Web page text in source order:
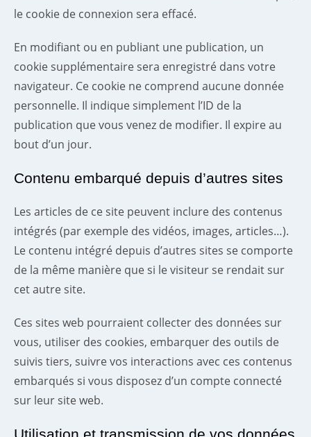
le cookie de connexion sera effacé.
En modifiant ou en publiant une publication, un
cookie supplémentaire sera enregistré dans votre
navigateur. Ce cookie ne comprend aucune donnée
personnelle. Il indique simplement l’ID de la
publication que vous venez de modifier. Il expire au
bout d’un jour.
Contenu embarqué depuis d’autres sites
Les articles de ce site peuvent inclure des contenus
intégrés (par exemple des vidéos, images, articles…).
Le contenu intégré depuis d’autres sites se comporte
de la même manière que si le visiteur se rendait sur
cet autre site.
Ces sites web pourraient collecter des données sur
vous, utiliser des cookies, embarquer des outils de
suivis tiers, suivre vos interactions avec ces contenus
embarqués si vous disposez d’un compte connecté
sur leur site web.